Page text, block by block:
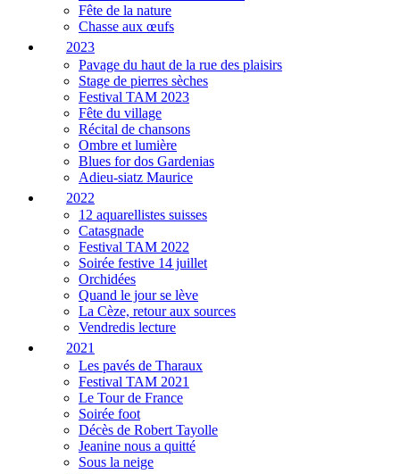
Fête de la nature
Chasse aux œufs
2023
Pavage du haut de la rue des plaisirs
Stage de pierres sèches
Festival TAM 2023
Fête du village
Récital de chansons
Ombre et lumière
Blues for dos Gardenias
Adieu-siatz Maurice
2022
12 aquarellistes suisses
Catasgnade
Festival TAM 2022
Soirée festive 14 juillet
Orchidées
Quand le jour se lève
La Cèze, retour aux sources
Vendredis lecture
2021
Les pavés de Tharaux
Festival TAM 2021
Le Tour de France
Soirée foot
Décès de Robert Tayolle
Jeanine nous a quitté
Sous la neige